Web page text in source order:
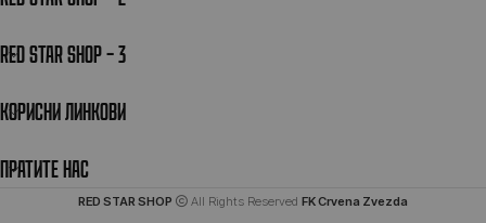
RED STAR SHOP – 3
КОРИСНИ ЛИНКОВИ
ПРАТИТЕ НАС
RED STAR SHOP All Rights Reserved FK Crvena Zvezda